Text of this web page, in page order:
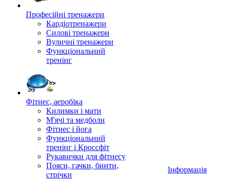
Професійні тренажери
Кардіотренажери
Силові тренажери
Вуличні тренажери
Функціональний
тренінг
Фітнес, аеробіка
Килимки і мати
М'ячі та медболи
Фітнес і йога
Функціональний
тренінг і Кроссфіт
Рукавички для фітнесу
Пояси, гачки, бинти,
стрічки
Інформація